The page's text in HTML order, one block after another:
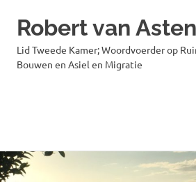
Ga
naar
Robert van Asten
Lid Tweede Kamer; Woordvoerder op
Bouwen en Asiel en Migratie